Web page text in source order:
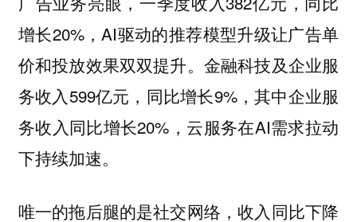
增长20%，AI驱动的推荐模型升级让广告单
价和投放效果双双提升。金融科技及企业服
务收入599亿元，同比增长9%，其中企业服
务收入同比增长20%，云服务在AI需求拉动
下持续加速。
唯一的拖后腿的是社交网络，收入同比下降